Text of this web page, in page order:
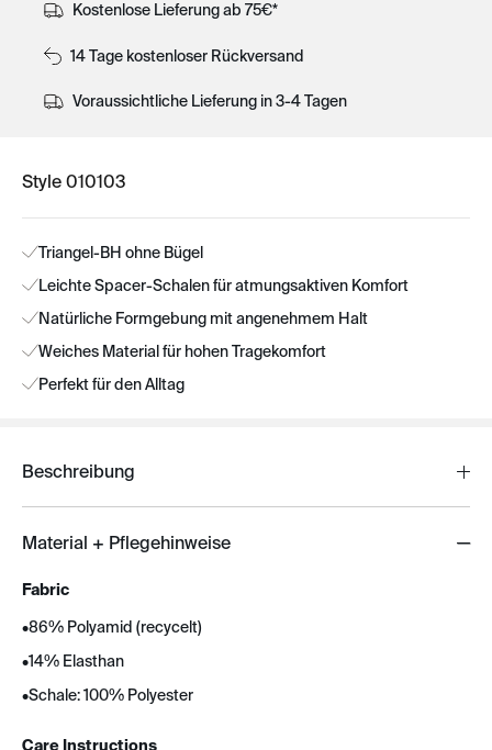
Kostenlose Lieferung ab 75€*
14 Tage kostenloser Rückversand
Voraussichtliche Lieferung in 3-4 Tagen
Style 010103
Triangel-BH ohne Bügel
Leichte Spacer-Schalen für atmungsaktiven Komfort
Natürliche Formgebung mit angenehmem Halt
Weiches Material für hohen Tragekomfort
Perfekt für den Alltag
Beschreibung
Material + Pflegehinweise
Fabric
•86% Polyamid (recycelt)
•14% Elasthan
•Schale: 100% Polyester
Care Instructions